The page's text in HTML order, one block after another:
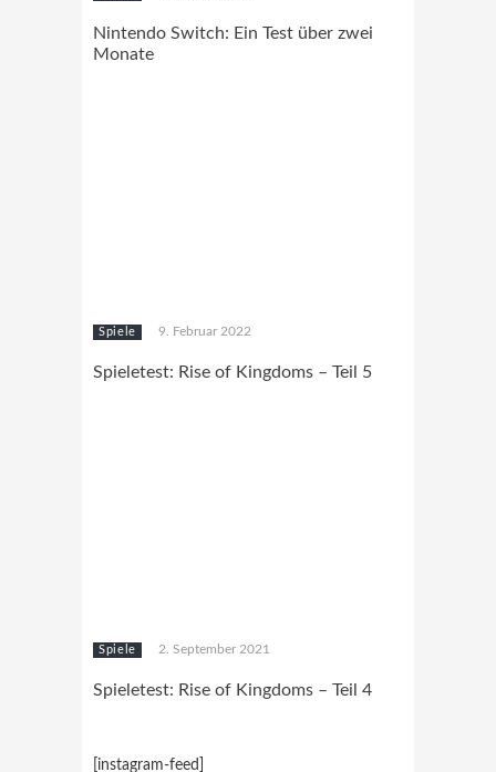
Nintendo Switch: Ein Test über zwei
Monate
Spiele 9. Februar 2022
Spieletest: Rise of Kingdoms – Teil 5
Spiele 2. September 2021
Spieletest: Rise of Kingdoms – Teil 4
[instagram-feed]